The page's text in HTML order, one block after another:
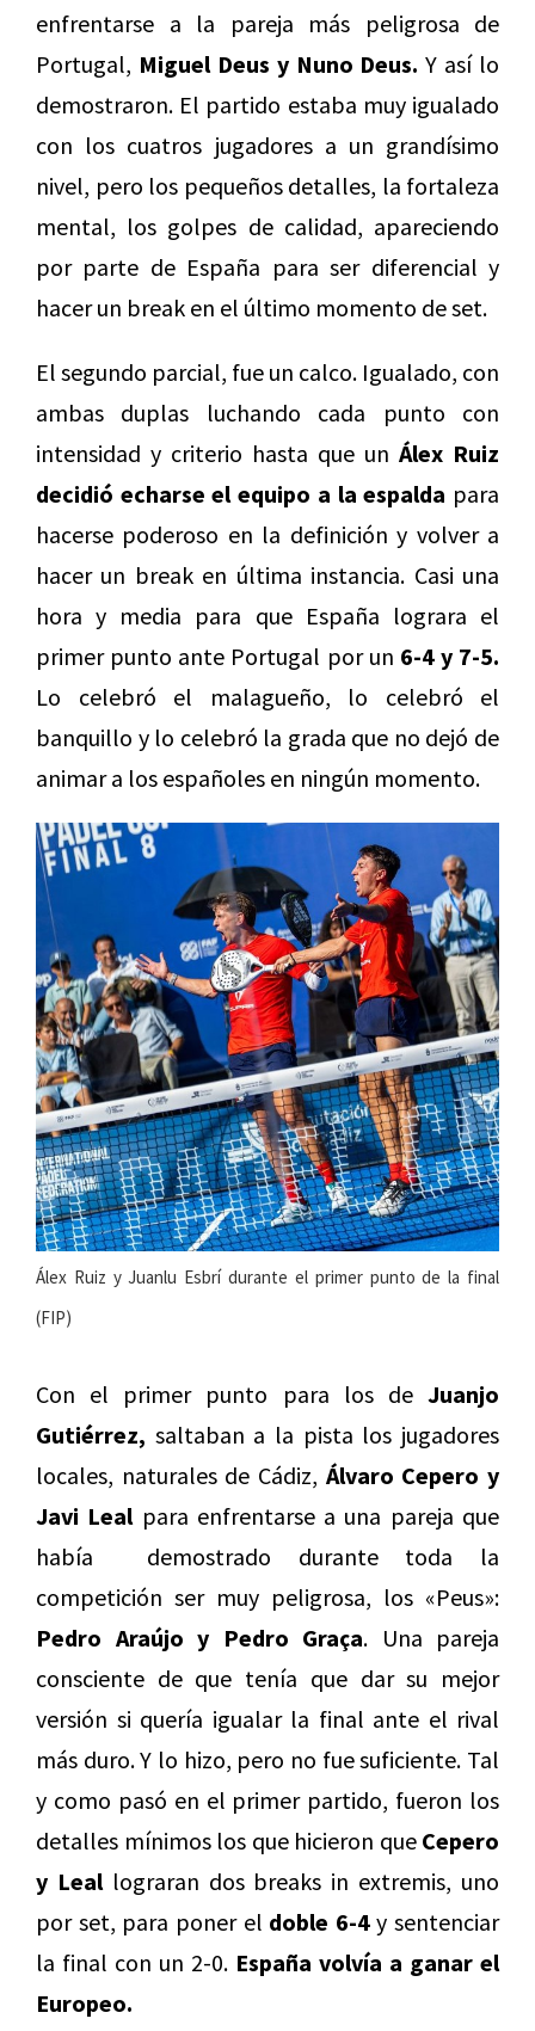
enfrentarse a la pareja más peligrosa de
Portugal, Miguel Deus y Nuno Deus. Y así lo
demostraron. El partido estaba muy igualado
con los cuatros jugadores a un grandísimo
nivel, pero los pequeños detalles, la fortaleza
mental, los golpes de calidad, apareciendo
por parte de España para ser diferencial y
hacer un break en el último momento de set.
El segundo parcial, fue un calco. Igualado, con
ambas duplas luchando cada punto con
intensidad y criterio hasta que un Álex Ruiz
decidió echarse el equipo a la espalda para
hacerse poderoso en la definición y volver a
hacer un break en última instancia. Casi una
hora y media para que España lograra el
primer punto ante Portugal por un 6-4 y 7-5.
Lo celebró el malagueño, lo celebró el
banquillo y lo celebró la grada que no dejó de
animar a los españoles en ningún momento.
Álex Ruiz y Juanlu Esbrí durante el primer punto de la final
(FIP)
Con el primer punto para los de Juanjo
Gutiérrez, saltaban a la pista los jugadores
locales, naturales de Cádiz, Álvaro Cepero y
Javi Lealpara enfrentarse a una pareja que
había demostrado durante toda la
competición ser muy peligrosa, los «Peus»:
Pedro Araújo y Pedro Graça. Una pareja
consciente de que tenía que dar su mejor
versión si quería igualar la final ante el rival
más duro. Y lo hizo, pero no fue suficiente. Tal
y como pasó en el primer partido, fueron los
detalles mínimos los que hicieron que Cepero
y Leallograran dos breaks in extremis, uno
por set, para poner el doble 6-4y sentenciar
la final con un 2-0. España volvía a ganar el
Europeo.